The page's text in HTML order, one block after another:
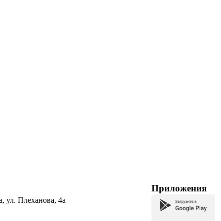
ул. Плеханова, 4а
Приложения